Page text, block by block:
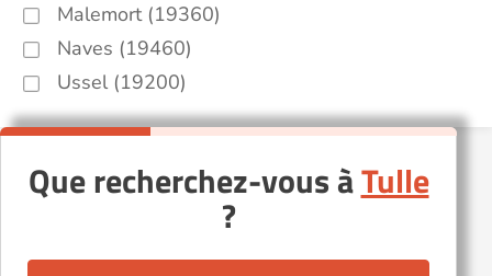
Malemort (19360)
Naves (19460)
Ussel (19200)
Que recherchez-vous àTulle
?